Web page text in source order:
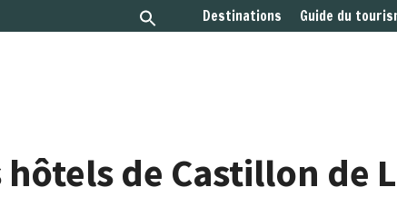
Destinations Guide du
hôtels de Castillon de